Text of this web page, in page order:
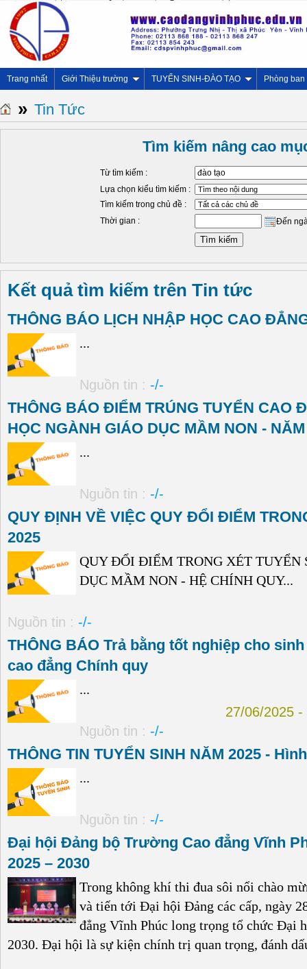
Trang nhất Giới Thiệu trường TUYỂN SINH-ĐÀO TẠO Phòng ban
» Tin Tức
Tìm kiếm nâng cao
Từ tìm kiếm :
Lựa chọn kiểu tìm kiếm :
Tìm kiếm trong chủ đề :
Thời gian :
Đến
Kết quả tìm kiếm trên Tin tức
THÔNG BÁO LỊCH NHẬP HỌC CAO
...
Nguồn tin : -/-
THÔNG BÁO ĐIỂM TRÚNG TUYỂN CAO
HỌC NGÀNH GIÁO DỤC MẦM NON -
...
Nguồn tin : -/-
QUY ĐỊNH VỀ VIỆC QUY ĐỔI ĐIỂM
2025
QUY ĐỔI ĐIỂM TRONG XÉT TUYỂN
DỤC MẦM NON - HỆ CHÍNH QUY...
Nguồn tin : -/-
THÔNG BÁO Trả bằng tốt nghiệp cho
cao đẳng Chính quy
...
27/06/2025
Nguồn tin : -/-
THÔNG TIN TUYỂN SINH NĂM 2025 -
...
Nguồn tin : -/-
Đại hội Đảng bộ Trường Cao đẳng Vĩnh
2025 – 2030
Trong không khí thi đua sôi nổi chào
và tiến tới Đại hội Đảng các cấp, ngày
đẳng Vĩnh Phúc long trọng tổ chức Đại
2030. Đại hội là sự kiện chính trị quan trọng, đánh